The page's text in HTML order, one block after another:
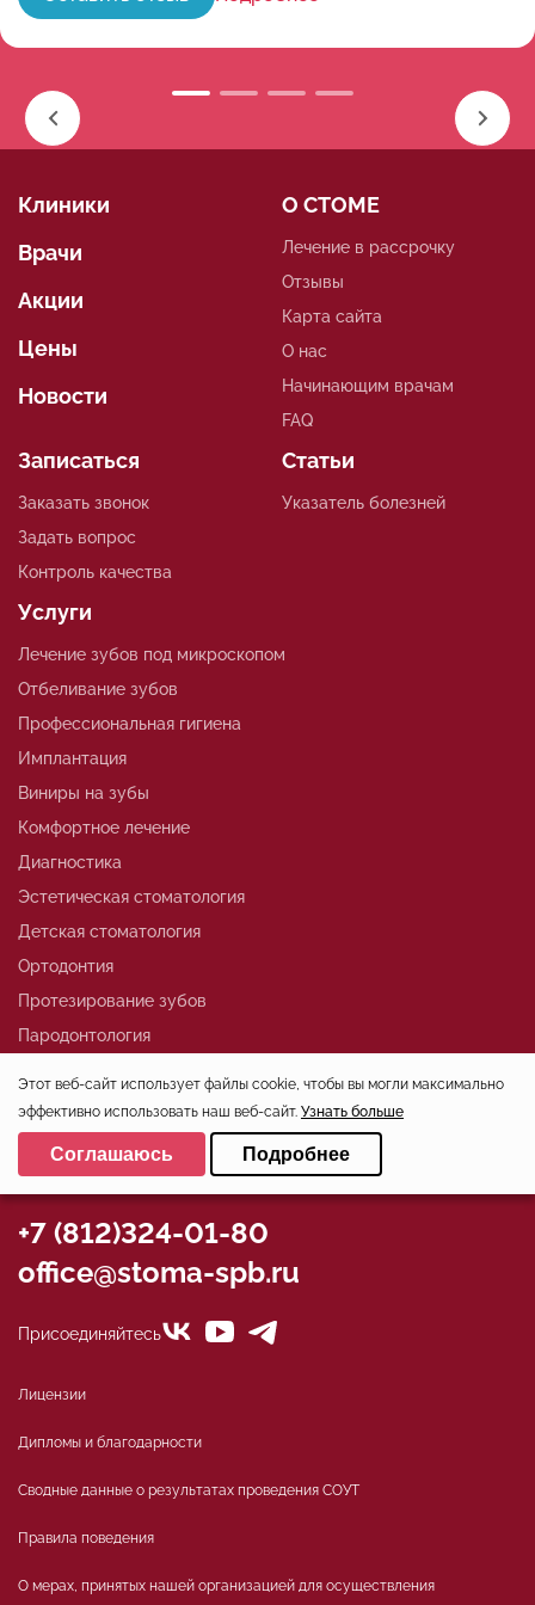
Клиники
Врачи
Акции
Цены
Новости
Услуги
Лечение зубов под микроскопом
Отбеливание зубов
Профессиональная гигиена
Имплантация
Виниры на зубы
Комфортное лечение
Диагностика
Эстетическая стоматология
Детская стоматология
Ортодонтия
Протезирование зубов
Пародонтология
Хирургическая стоматология
Лечение зубов
О СТОМЕ
Лечение в рассрочку
Отзывы
Карта сайта
О нас
Начинающим врачам
FAQ
Статьи
Указатель болезней
Записаться
Заказать звонок
Задать вопрос
Контроль качества
+7 (812)324-01-80
office@stoma-spb.ru
Присоединяйтесь
Лицензии
Дипломы и благодарности
Сводные данные о результатах проведения СОУТ
Правила поведения
О мерах, принятых нашей организацией для осуществления
Этот веб-сайт использует файлы cookie, чтобы вы могли максимально
эффективно использовать наш веб-сайт. Узнать больше
Выберите настройки cookie
Минимальные
Соглашаюсь Подробнее